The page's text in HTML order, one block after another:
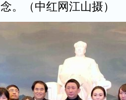
念。（中红网江山摄）